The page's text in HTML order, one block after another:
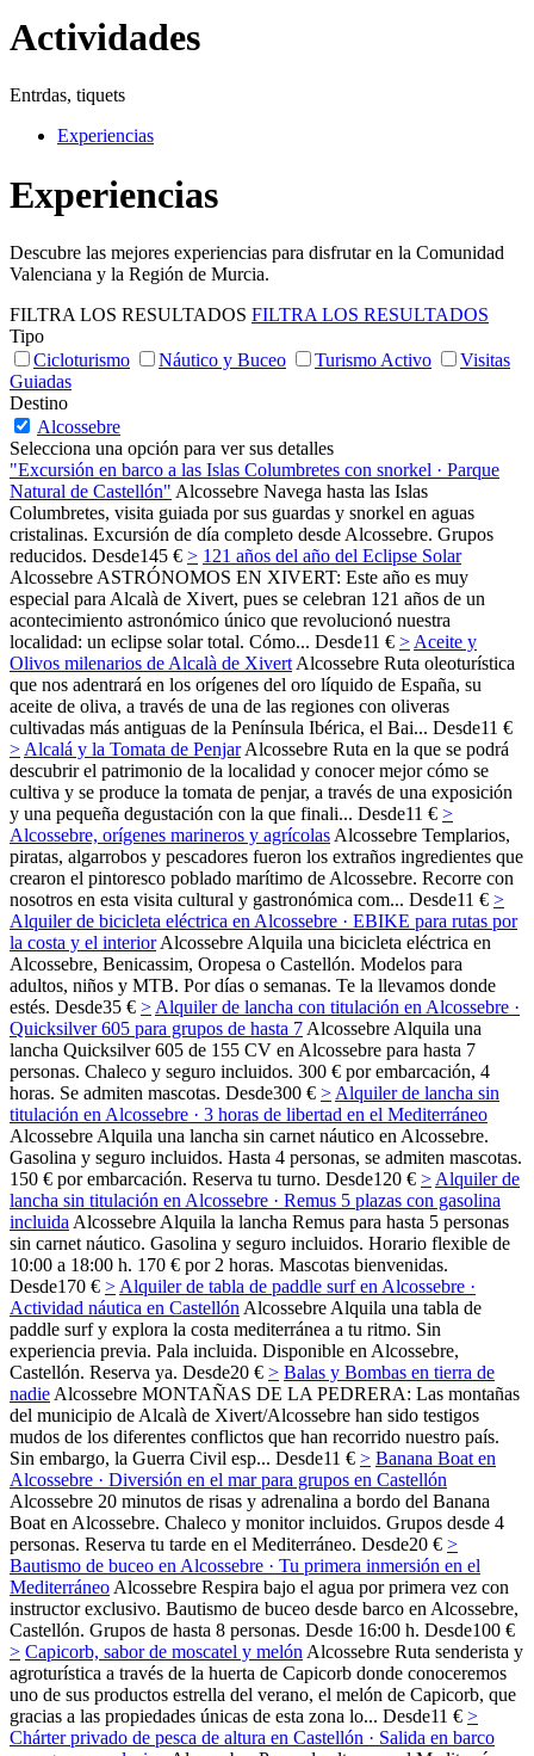
Actividades
Entrdas, tiquets
Experiencias
Experiencias
Descubre las mejores experiencias para disfrutar en la Comunidad
Valenciana y la Región de Murcia.
FILTRA LOS RESULTADOS FILTRA LOS RESULTADOS
Tipo
Cicloturismo
Náutico y Buceo Turismo Activo
Visitas
Guiadas
Destino
Alcossebre
Selecciona una opción para ver sus detalles
"Excursión en barco a las Islas Columbretes con snorkel · Parque
Natural de Castellón" Alcossebre Navega hasta las Islas
Columbretes, visita guiada por sus guardas y snorkel en aguas
cristalinas. Excursión de día completo desde Alcossebre. Grupos
reducidos. Desde145 € > 121 años del año del Eclipse Solar
Alcossebre ASTRÓNOMOS EN XIVERT: Este año es muy
especial para Alcalà de Xivert, pues se celebran 121 años de un
acontecimiento astronómico único que revolucionó nuestra
localidad: un eclipse solar total. Cómo... Desde11 € > Aceite y
Olivos milenarios de Alcalà de Xivert Alcossebre Ruta oleoturística
que nos adentrará en los orígenes del oro líquido de España, su
aceite de oliva, a través de una de las regiones con oliveras
cultivadas más antiguas de la Península Ibérica, el Bai... Desde11 €
> Alcalá y la Tomata de Penjar Alcossebre Ruta en la que se podrá
descubrir el patrimonio de la localidad y conocer mejor cómo se
cultiva y se produce la tomata de penjar, a través de una exposición
y una pequeña degustación con la que finali... Desde11 € >
Alcossebre, orígenes marineros y agrícolas Alcossebre Templarios,
piratas, algarrobos y pescadores fueron los extraños ingredientes que
crearon el pintoresco poblado marítimo de Alcossebre. Recorre con
nosotros en esta visita cultural y gastronómica com... Desde11 € >
Alquiler de bicicleta eléctrica en Alcossebre · EBIKE para rutas por
la costa y el interior Alcossebre Alquila una bicicleta eléctrica en
Alcossebre, Benicassim, Oropesa o Castellón. Modelos para
adultos, niños y MTB. Por días o semanas. Te la llevamos donde
estés. Desde35 € > Alquiler de lancha con titulación en Alcossebre ·
Quicksilver 605 para grupos de hasta 7 Alcossebre Alquila una
lancha Quicksilver 605 de 155 CV en Alcossebre para hasta 7
personas. Chaleco y seguro incluidos. 300 € por embarcación, 4
horas. Se admiten mascotas. Desde300 € > Alquiler de lancha sin
titulación en Alcossebre · 3 horas de libertad en el Mediterráneo
Alcossebre Alquila una lancha sin carnet náutico en Alcossebre.
Gasolina y seguro incluidos. Hasta 4 personas, se admiten mascotas.
150 € por embarcación. Reserva tu turno. Desde120 € > Alquiler de
lancha sin titulación en Alcossebre · Remus 5 plazas con gasolina
incluida Alcossebre Alquila la lancha Remus para hasta 5 personas
sin carnet náutico. Gasolina y seguro incluidos. Horario flexible de
10:00 a 18:00 h. 170 € por 2 horas. Mascotas bienvenidas.
Desde170 € > Alquiler de tabla de paddle surf en Alcossebre ·
Actividad náutica en Castellón Alcossebre Alquila una tabla de
paddle surf y explora la costa mediterránea a tu ritmo. Sin
experiencia previa. Pala incluida. Disponible en Alcossebre,
Castellón. Reserva ya. Desde20 € > Balas y Bombas en tierra de
nadie Alcossebre MONTAÑAS DE LA PEDRERA: Las montañas
del municipio de Alcalà de Xivert/Alcossebre han sido testigos
mudos de los diferentes conflictos que han recorrido nuestro país.
Sin embargo, la Guerra Civil esp... Desde11 € > Banana Boat en
Alcossebre · Diversión en el mar para grupos en Castellón
Alcossebre 20 minutos de risas y adrenalina a bordo del Banana
Boat en Alcossebre. Chaleco y monitor incluidos. Grupos desde 4
personas. Reserva tu tarde en el Mediterráneo. Desde20 € >
Bautismo de buceo en Alcossebre · Tu primera inmersión en el
Mediterráneo Alcossebre Respira bajo el agua por primera vez con
instructor exclusivo. Bautismo de buceo desde barco en Alcossebre,
Castellón. Grupos de hasta 8 personas. Desde 16:00 h. Desde100 €
> Capicorb, sabor de moscatel y melón Alcossebre Ruta senderista y
agroturística a través de la huerta de Capicorb donde conoceremos
uno de sus productos estrella del verano, el melón de Capicorb, que
gracias a las propiedades únicas de esta zona lo... Desde11 € >
Chárter privado de pesca de altura en Castellón · Salida en barco